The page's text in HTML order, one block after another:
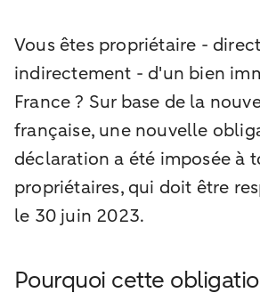
Vous êtes propriétaire -
indirectement - d'un bien
France ? Sur base de la
française, une nouvelle
déclaration a été imposée à
propriétaires, qui doit être
le 30 juin 2023.
Pourquoi cette